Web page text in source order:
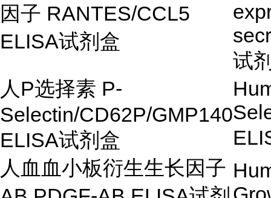
因子 RANTES/CCL5
ELISA试剂盒
试
人 P选择素 P-
Selectin/CD62P/GMP140
ELISA试剂盒
人血血小板衍生生长因子